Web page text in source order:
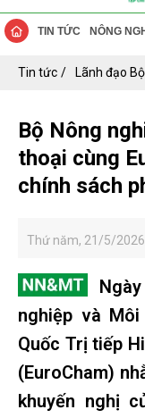
TIN TỨC NÔNG
Tin tức Lãnh đạo
Bộ Nông
thoại cùng
chính sách
Thứ năm, 21/5/
nghiệp và
Quốc Trị tiếp
(EuroCham)
khuyến nghị